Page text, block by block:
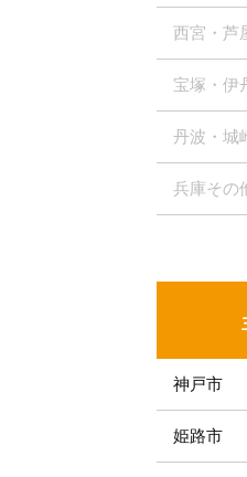
西宮・芦
宝塚・伊
丹波・城
兵庫その
神戸市
姫路市